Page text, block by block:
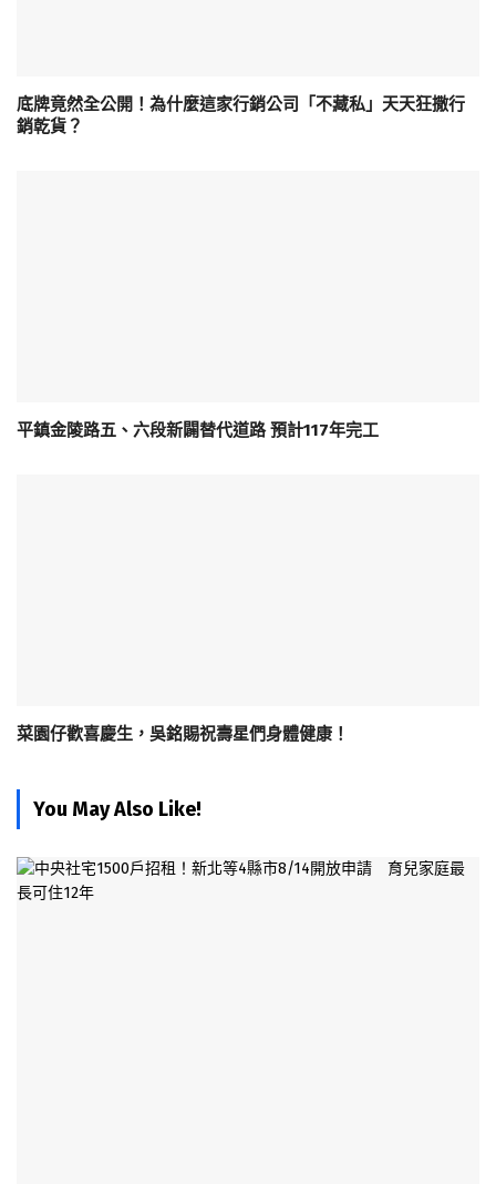
底牌竟然全公開！為什麼這家行銷公司「不藏私」天天狂撒行
銷乾貨？
平鎮金陵路五、六段新闢替代道路 預計117年完工
菜園仔歡喜慶生，吳銘賜祝壽星們身體健康！
You May Also Like!